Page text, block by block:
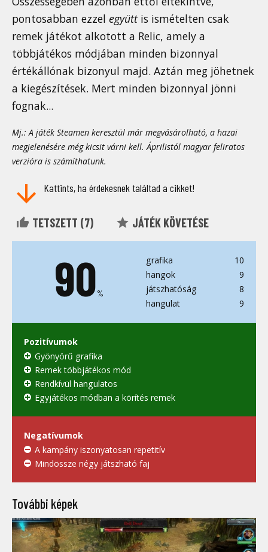
pontosabban ezzel együttis ismételten csak
remek játékot alkotott a Relic, amely a
többjátékos módjában minden bizonnyal
értékállónak bizonyul majd. Aztán meg jöhetnek
a kiegészítések. Mert minden bizonnyal jönni
fognak...
Mj.: A játék Steamen keresztül már megvásárolható, a hazai
megjelenésére még kicsit várni kell. Áprilistól magyar feliratos
verzióra is számíthatunk.
Kattints, ha érdekesnek találtad a cikket!
TETSZETT (7) JÁTÉK KÖVETÉSE
90%
grafika
10
hangok
9
játszhatóság
8
hangulat
9
Pozitívumok
Gyönyörű grafika
Remek többjátékos mód
Rendkívül hangulatos
Egyjátékos módban a körítés remek
Negatívumok
A kampány iszonyatosan repetitív
Mindössze négy játszható faj
További képek